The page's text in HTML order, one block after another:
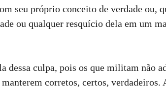
seu próprio conceito de verdade ou,
ou qualquer resquício dela em um
dessa culpa, pois os que militam não
corretos, certos, verdadeiros.